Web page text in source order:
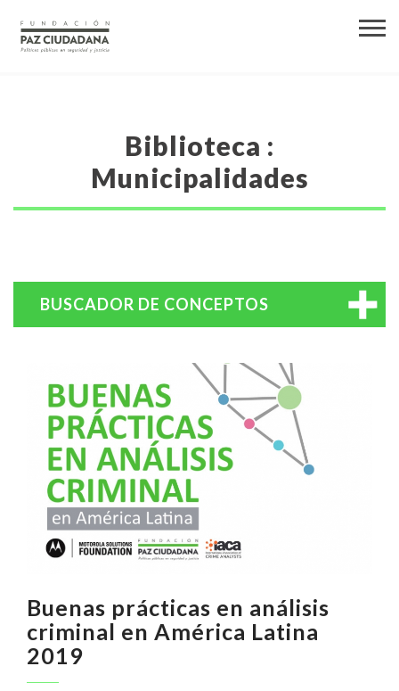
Biblioteca :
Municipalidades
BUSCADOR DE CONCEPTOS
Buenas prácticas en análisis
criminal en América Latina
2019